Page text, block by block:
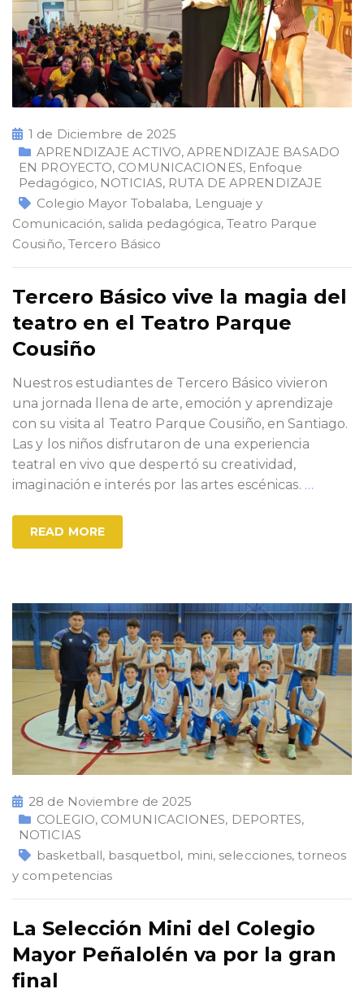
1 de Diciembre de 2025
APRENDIZAJE ACTIVO,APRENDIZAJE BASADO
EN PROYECTO, COMUNICACIONES, Enfoque
Pedagógico, NOTICIAS, RUTA DE APRENDIZAJE
Colegio Mayor Tobalaba, Lenguaje y
Comunicación, salida pedagógica,Teatro Parque
Cousiño, Tercero Básico
Tercero Básico vive la magia del
teatro en el Teatro Parque
Cousiño
Nuestros estudiantes de Tercero Básico vivieron
una jornada llena de arte, emoción y aprendizaje
con su visita al Teatro Parque Cousiño, en Santiago.
Las y los niños disfrutaron de una experiencia
teatral en vivo que despertó su creatividad,
imaginación e interés por las artes escénicas. …
READ MORE
28 de Noviembre de 2025
COLEGIO, COMUNICACIONES, DEPORTES,
NOTICIAS
basketball, basquetbol, mini, selecciones,torneos
y competencias
La Selección Mini del Colegio
Mayor Peñalolén va por la gran
final